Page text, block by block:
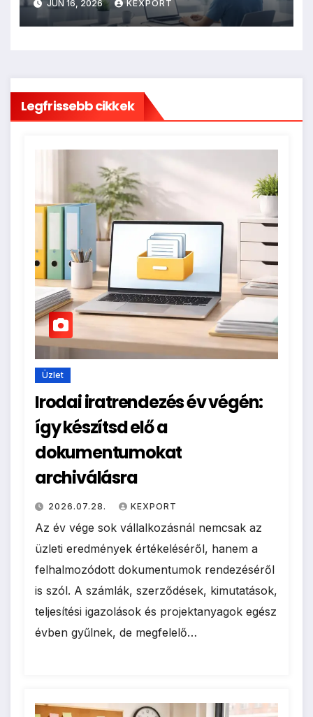
JÚN 16, 2026 KEXPORT
Legfrissebb cikkek
Üzlet
Irodai iratrendezés év végén:
így készítsd elő a
dokumentumokat
archiválásra
2026.07.28. KEXPORT
Az év vége sok vállalkozásnál nemcsak az
üzleti eredmények értékeléséről, hanem a
felhalmozódott dokumentumok rendezéséről
is szól. A számlák, szerződések, kimutatások,
teljesítési igazolások és projektanyagok egész
évben gyűlnek, de megfelelő…